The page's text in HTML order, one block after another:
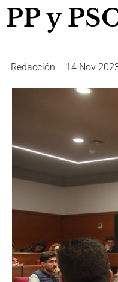
PP y
Redacción 14 Nov